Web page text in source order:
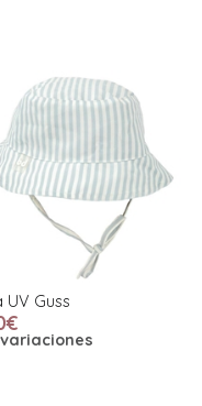
UV Guss